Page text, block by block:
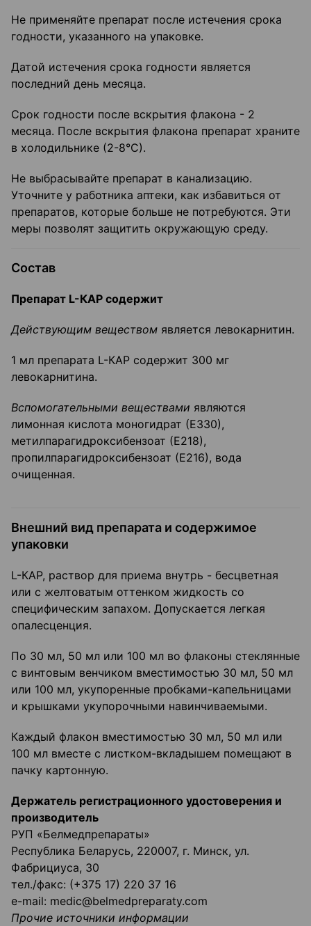
Не применяйте препарат после истечения срока
годности, указанного на упаковке.
Датой истечения срока годности является
последний день месяца.
Срок годности после вскрытия флакона - 2
месяца. После вскрытия флакона препарат храните
в холодильнике (2-8°С).
Не выбрасывайте препарат в канализацию.
Уточните у работника аптеки, как избавиться от
препаратов, которые больше не потребуются. Эти
меры позволят защитить окружающую среду.
Состав
Препарат L-КАР содержит
Действующим веществом является левокарнитин.
1 мл препарата L-КАР содержит 300 мг
левокарнитина.
Вспомогательными веществами являются
лимонная кислота моногидрат (Е330),
метилпарагидроксибензоат (Е218),
пропилпарагидроксибензоат (Е216), вода
очищенная.
Внешний вид препарата и содержимое
упаковки
L-КАР, раствор для приема внутрь - бесцветная
или с желтоватым оттенком жидкость со
специфическим запахом. Допускается легкая
опалесценция.
По 30 мл, 50 мл или 100 мл во флаконы стеклянные
с винтовым венчиком вместимостью 30 мл, 50 мл
или 100 мл, укупоренные пробками-капельницами
и крышками укупорочными навинчиваемыми.
Каждый флакон вместимостью 30 мл, 50 мл или
100 мл вместе с листком-вкладышем помещают в
пачку картонную.
Держатель регистрационного удостоверения и
производитель
РУП «Белмедпрепараты»
Республика Беларусь, 220007, г. Минск, ул.
Фабрициуса, 30
тел./факс: (+375 17) 220 37 16
e-mail: medic@belmedpreparaty.com
Прочие источники информации